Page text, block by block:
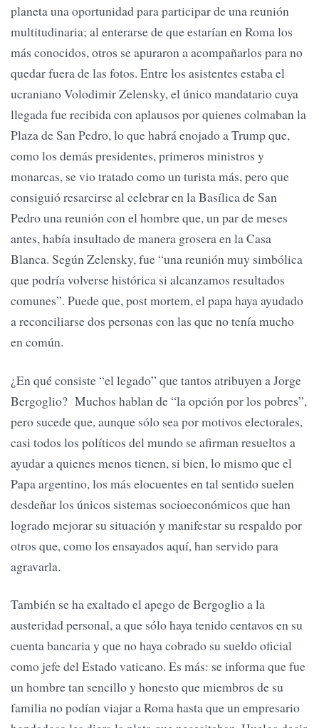
planeta una oportunidad para participar de una reunión
multitudinaria; al enterarse de que estarían en Roma los
más conocidos, otros se apuraron a acompañarlos para no
quedar fuera de las fotos. Entre los asistentes estaba el
ucraniano Volodimir Zelensky, el único mandatario cuya
llegada fue recibida con aplausos por quienes colmaban la
Plaza de San Pedro, lo que habrá enojado a Trump que,
como los demás presidentes, primeros ministros y
monarcas, se vio tratado como un turista más, pero que
consiguió resarcirse al celebrar en la Basílica de San
Pedro una reunión con el hombre que, un par de meses
antes, había insultado de manera grosera en la Casa
Blanca. Según Zelensky, fue “una reunión muy simbólica
que podría volverse histórica si alcanzamos resultados
comunes”. Puede que, post mortem, el papa haya ayudado
a reconciliarse dos personas con las que no tenía mucho
en común.
¿En qué consiste “el legado” que tantos atribuyen a Jorge
Bergoglio? Muchos hablan de “la opción por los pobres”,
pero sucede que, aunque sólo sea por motivos electorales,
casi todos los políticos del mundo se afirman resueltos a
ayudar a quienes menos tienen, si bien, lo mismo que el
Papa argentino, los más elocuentes en tal sentido suelen
desdeñar los únicos sistemas socioeconómicos que han
logrado mejorar su situación y manifestar su respaldo por
otros que, como los ensayados aquí, han servido para
agravarla.
También se ha exaltado el apego de Bergoglio a la
austeridad personal, a que sólo haya tenido centavos en su
cuenta bancaria y que no haya cobrado su sueldo oficial
como jefe del Estado vaticano. Es más: se informa que fue
un hombre tan sencillo y honesto que miembros de su
familia no podían viajar a Roma hasta que un empresario